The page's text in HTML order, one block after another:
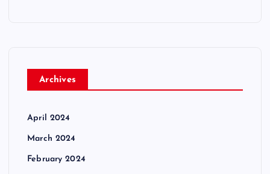
Archives
April 2024
March 2024
February 2024